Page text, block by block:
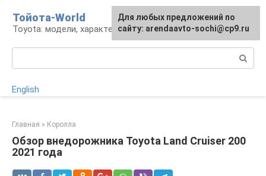
контенту
Тойота-World
Toyota: модели, характеристики, проблемы
English
Главная » Королла
Обзор внедорожника Toyota Land Cruiser 200
2021 года
Для любых предложений по
сайту: arendaavto-sochi@cp9.ru